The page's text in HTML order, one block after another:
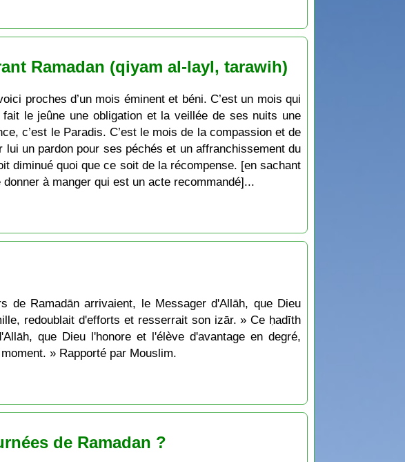
Ramadan (qiyam al-layl, tarawih)
le jeûne une obligation et la veillée de ses nuits une
c’est le Paradis. C’est le mois de la compassion et de
un pardon pour ses péchés et un affranchissement du
diminué quoi que ce soit de la récompense. [en sachant
à manger qui est un acte recommandé]...
de Ramadān arrivaient, le Messager d'Allāh, que Dieu
redoublait d'efforts et resserrait son izār. » Ce ḥadīth
que Dieu l'honore et l'élève d'avantage en degré,
» Rapporté par Mouslim.
de Ramadan ?